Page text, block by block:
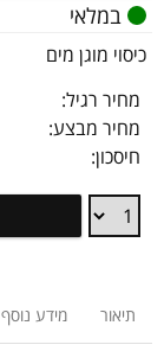
במלאי
כיסוי מוגן מים
מחיר רגיל:
מחיר מבצע:
חיסכון:
כיסוי
בד
לטלוויזיה
PU-
תיאור מידע נוסף